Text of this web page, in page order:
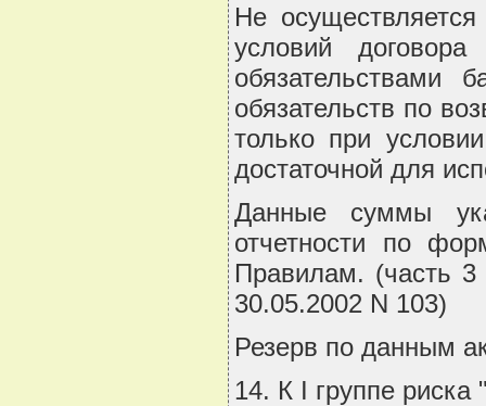
Не
условий
обязательствами
обязательств по
только при
достаточной для
Данные суммы
отчетности по
Правилам. (часть 3
30.05.2002 N 103)
Резерв по данным
14. К I группе риска